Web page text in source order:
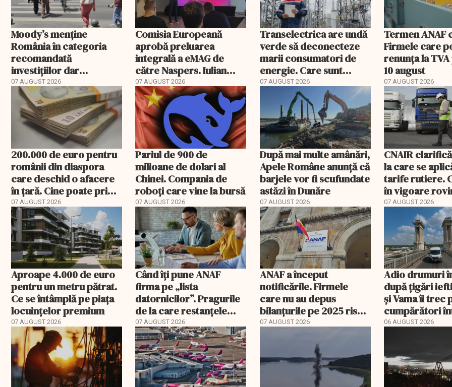
Moody’s menține
România în categoria
recomandată
investițiilor dar
transmite un
avertisment
07 AUGUST 2026
Comisia Europeană
aprobă preluarea
integrală a eMAG de
către Naspers. Iulian
Stanciu iese din
acționariat
07 AUGUST 2026
Transelectrica are undă
verde să deconecteze
marii consumatori de
energie. Care sunt
condițiile
07 AUGUST 2026
Termen ANAF
Firmele care
renunța la
10 august
07 AUGUST 2026
200.000 de euro pentru
românii din diaspora
care deschid o afacere
în țară. Cine poate primi
banii și ce trebuie
rambursat
07 AUGUST 2026
Pariul de 900 de
milioane de dolari al
Chinei. Compania de
roboți care vine la bursă
07 AUGUST 2026
După mai multe amânări,
Apele Române anunță că
barjele vor fi scufundate
astăzi în Dunăre
07 AUGUST 2026
CNAIR
la care se
tarife rutiere.
în vigoare
TollRo
07 AUGUST 2026
Aproape 4.000 de euro
pentru un metru pătrat.
Ce se întâmplă pe piața
locuințelor premium
07 AUGUST 2026
Când îți pune ANAF
firma pe „lista
datornicilor”. Pragurile
de la care restanțele
devin publice
07 AUGUST 2026
ANAF a început
notificările. Firmele
care nu au depus
bilanțurile pe 2025 riscă
să ajungă inactive fiscal
07 AUGUST 2026
Adio drumuri
după țigări
și Vama îi trec
cumpărători
registru
06 AUGUST 2026